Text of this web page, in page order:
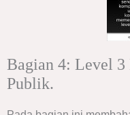
Bagian 4: Level 3
Publik.